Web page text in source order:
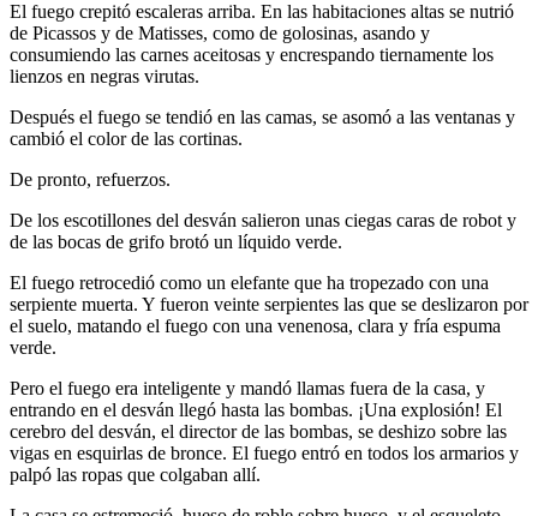
El fuego crepitó escaleras arriba. En las habitaciones altas se nutrió
de Picassos y de Matisses, como de golosinas, asando y
consumiendo las carnes aceitosas y encrespando tiernamente los
lienzos en negras virutas.
Después el fuego se tendió en las camas, se asomó a las ventanas y
cambió el color de las cortinas.
De pronto, refuerzos.
De los escotillones del desván salieron unas ciegas caras de robot y
de las bocas de grifo brotó un líquido verde.
El fuego retrocedió como un elefante que ha tropezado con una
serpiente muerta. Y fueron veinte serpientes las que se deslizaron por
el suelo, matando el fuego con una venenosa, clara y fría espuma
verde.
Pero el fuego era inteligente y mandó llamas fuera de la casa, y
entrando en el desván llegó hasta las bombas. ¡Una explosión! El
cerebro del desván, el director de las bombas, se deshizo sobre las
vigas en esquirlas de bronce. El fuego entró en todos los armarios y
palpó las ropas que colgaban allí.